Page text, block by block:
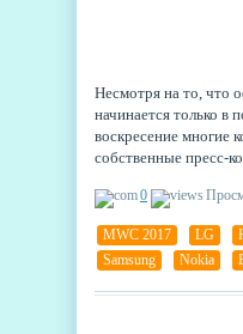
Несмотря на то, что
начинается только в
воскресение многие
собственные пресс-
Motorola, Samsung,
0
MWC 2017 LG
Samsung
Nokia